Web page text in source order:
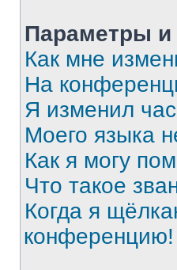
Параметры и
Как мне
На
Я изменил
Моего языка
Как я могу
Что такое
Когда я
конференцию!